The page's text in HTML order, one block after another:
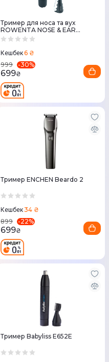
Тример для носа та вух
ROWENTA NOSE & EAR
TRIMMER TN3011F0
Кешбек6 ₴
999
-30%
699₴
Тример ENCHEN Beardo 2
Кешбек34 ₴
899
-22%
699₴
Тример Babyliss E652E